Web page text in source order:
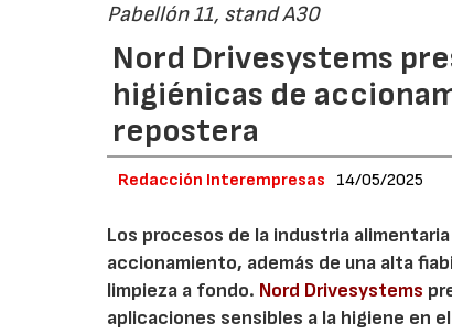
Pabellón 11, stand A30
Nord Drivesystems
higiénicas de
repostera
Redacción Interempresas 14/05/2025
Los procesos de la industria
accionamiento, además de una alta
limpieza a fondo. Nord Drivesystems
aplicaciones sensibles a la higiene en